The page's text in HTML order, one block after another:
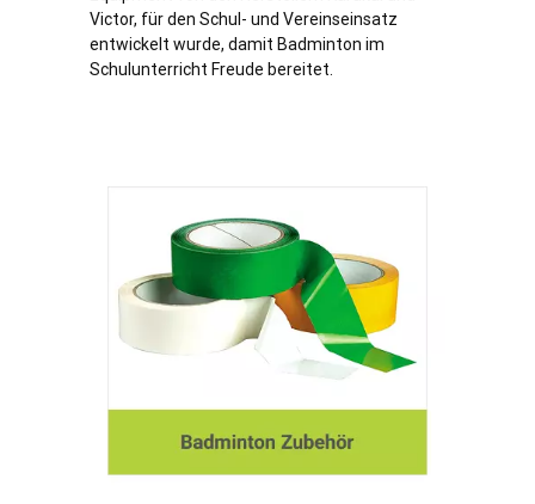
Victor, für den Schul- und Vereinseinsatz
entwickelt wurde, damit Badminton im
Schulunterricht Freude bereitet.